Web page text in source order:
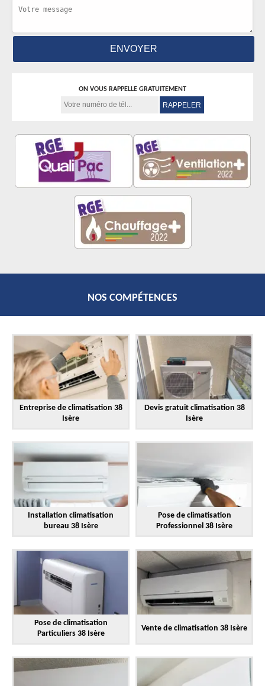
ON VOUS RAPPELLE GRATUITEMENT
NOS COMPÉTENCES
Entreprise de climatisation 38
Isère
Devis gratuit climatisation 38
Isère
Installation climatisation
bureau 38 Isère
Pose de climatisation
Professionnel 38 Isère
Pose de climatisation
Particuliers 38 Isère
Vente de climatisation 38 Isère